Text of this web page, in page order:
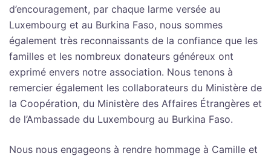
d’encouragement, par chaque larme versée au
Luxembourg et au Burkina Faso, nous sommes
également très reconnaissants de la confiance que les
familles et les nombreux donateurs généreux ont
exprimé envers notre association. Nous tenons à
remercier également les collaborateurs du Ministère de
la Coopération, du Ministère des Affaires Étrangères et
de l’Ambassade du Luxembourg au Burkina Faso.
Nous nous engageons à rendre hommage à Camille et